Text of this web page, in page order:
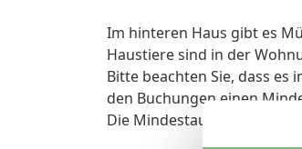
Im hinteren Haus gibt es
Haustiere sind in der
Bitte beachten Sie, dass
den Buchungen einen
Die